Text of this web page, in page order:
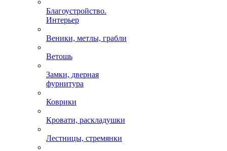
Благоустройство.
Интерьер
Веники, метлы, грабли
Ветошь
Замки, дверная
фурнитура
Коврики
Кровати, раскладушки
Лестницы, стремянки